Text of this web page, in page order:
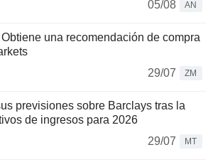
05/08
AN
una recomendación de compra
29/07
ZM
previsiones sobre Barclays tras la
de ingresos para 2026
29/07
MT